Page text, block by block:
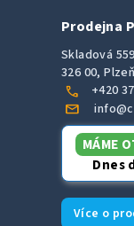
Prodejna
Skladová
326 00, Plzeň
call +420
mail
MÁME
Dnes
Více o